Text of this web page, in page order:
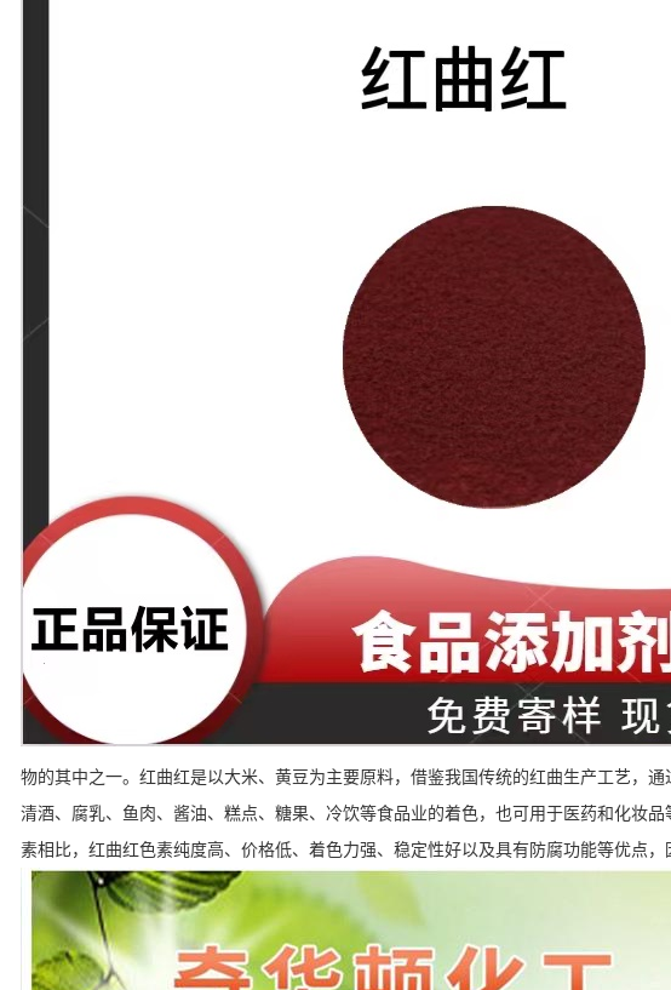
物的其中之一。红曲红是以大米、黄豆为主要原料，借鉴我国传统的红曲生产工艺，通
清酒、腐乳、鱼肉、酱油、糕点、糖果、冷饮等食品业的着色，也可用于医药和化妆
素相比，红曲红色素纯度高、价格低、着色力强、稳定性好以及具有防腐功能等优点